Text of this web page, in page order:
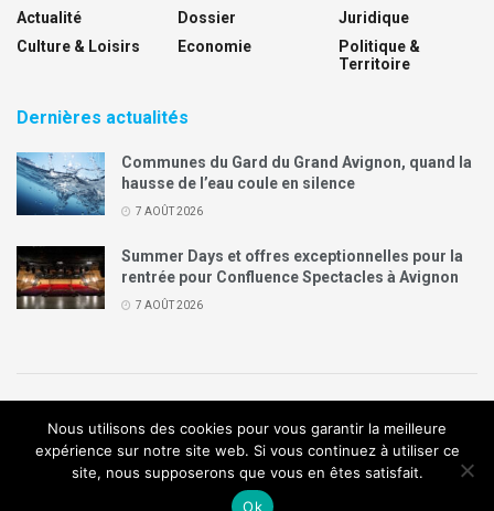
Actualité
Culture & Loisirs
Dossier
Economie
Juridique
Politique &
Territoire
Dernières actualités
Communes du Gard du Grand Avignon, quand la
hausse de l’eau coule en silence
7 AOÛT 2026
Summer Days et offres exceptionnelles pour la
rentrée pour Confluence Spectacles à Avignon
7 AOÛT 2026
Politique de confidentialité Mentions légales
Contact
Annonces Legal Plus
Agence de communication
Nous utilisons des cookies pour vous garantir la meilleure
expérience sur notre site web. Si vous continuez à utiliser ce
site, nous supposerons que vous en êtes satisfait.
Ok